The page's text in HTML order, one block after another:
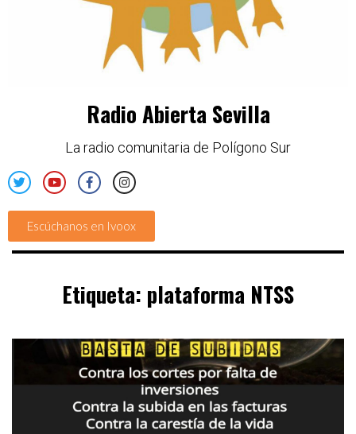
Radio Abierta Sevilla
La radio comunitaria de Polígono Sur
Escúchanos en Ivoox
Etiqueta: plataforma NTSS